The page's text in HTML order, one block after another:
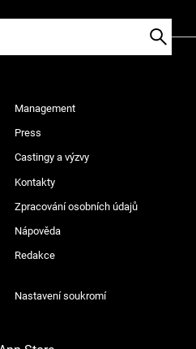
Management
Press
Castingy a výzvy
Kontakty
Zpracování osobních údajů
Nápověda
Redakce
Nastavení soukromí